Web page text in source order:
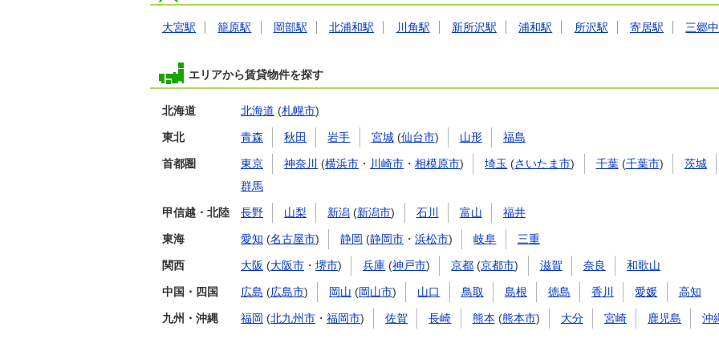
大宮駅 籠原駅 岡部駅 北浦和駅 川角駅 新所沢駅 浦和駅 所沢駅 寄居駅 三郷
エリアから賃貸物件を探す
北海道 北海道 (札幌市)
東北 青森 秋田 岩手 宮城(仙台市) 山形 福島
首都圏 東京 神奈川 (横浜市 ・ 川崎市 ・相模原市) 埼玉 (さいたま市) 千葉(千葉市) 茨城
群馬
甲信越・北陸 長野 山梨 新潟 (新潟市) 石川 富山 福井
東海 愛知 (名古屋市) 静岡 (静岡市 ・浜松市) 岐阜 三重
関西 大阪 (大阪市 ・ 堺市) 兵庫 (神戸市) 京都 (京都市) 滋賀 奈良 和歌山
中国・四国 広島 (広島市) 岡山 (岡山市) 山口 鳥取 島根 徳島 香川 愛媛 高知
九州・沖縄 福岡 (北九州市 ・ 福岡市) 佐賀 長崎 熊本 (熊本市) 大分 宮崎 鹿児島 沖